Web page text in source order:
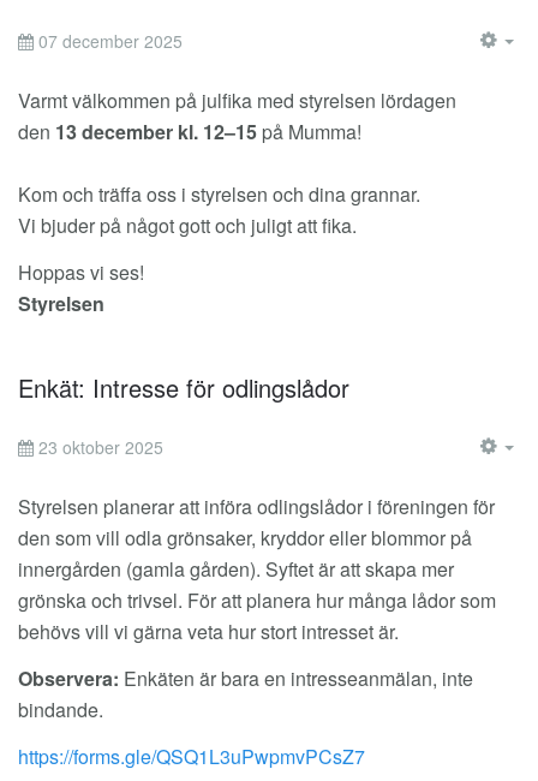
07 december 2025
Varmt välkommen på julfika med styrelsen lördagen
den 13 december kl. 12–15 på Mumma!
Kom och träffa oss i styrelsen och dina grannar.
Vi bjuder på något gott och juligt att fika.
Hoppas vi ses!
Styrelsen
Enkät: Intresse för odlingslådor
23 oktober 2025
Styrelsen planerar att införa odlingslådor i föreningen för
den som vill odla grönsaker, kryddor eller blommor på
innergården (gamla gården). Syftet är att skapa mer
grönska och trivsel. För att planera hur många lådor som
behövs vill vi gärna veta hur stort intresset är.
Observera: Enkäten är bara en intresseanmälan, inte
bindande.
https://forms.gle/QSQ1L3uPwpmvPCsZ7